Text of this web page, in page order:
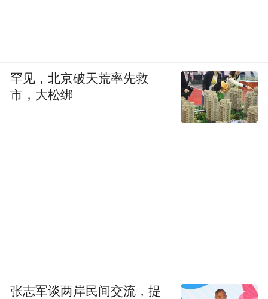
罕见，北京破天荒率先救
市，大松绑
张志军谈两岸民间交流，提